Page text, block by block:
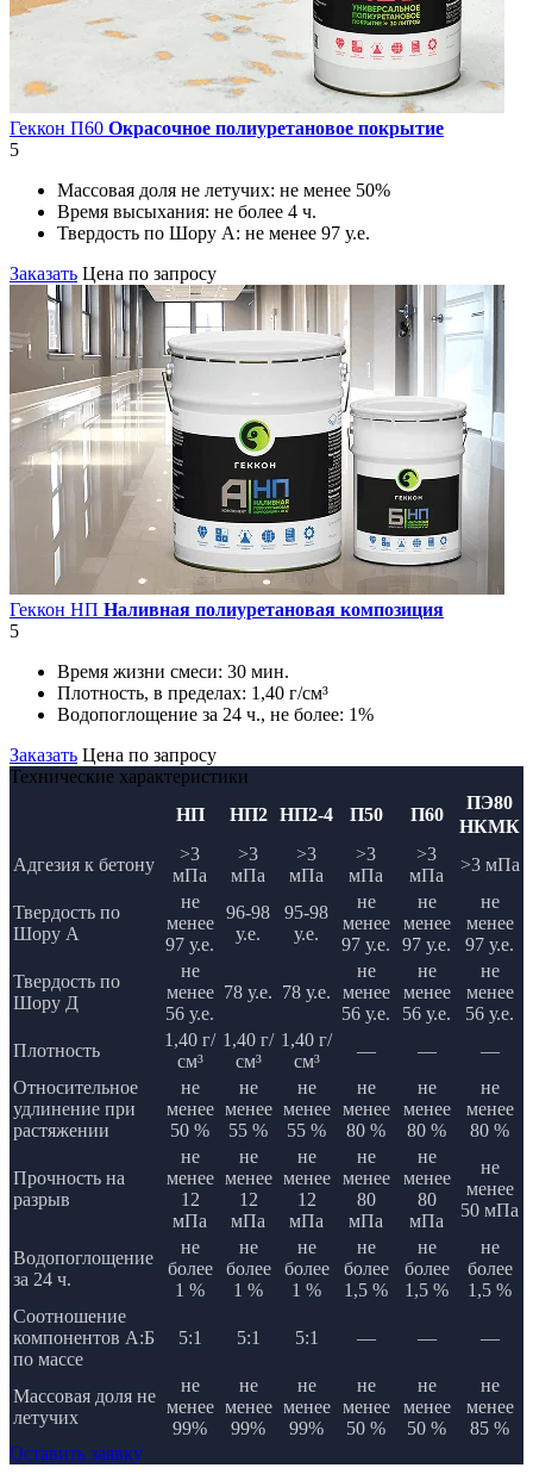
Геккон П60 Окрасочное полиуретановое покрытие
5
Массовая доля не летучих: не менее 50%
Время высыхания: не более 4 ч.
Твердость по Шору А: не менее 97 у.е.
Заказать Цена по запросу
Геккон НП Наливная полиуретановая композиция
5
Время жизни смеси: 30 мин.
Плотность, в пределах: 1,40 г/см³
Водопоглощение за 24 ч., не более: 1%
Заказать Цена по запросу
Технические характеристики
НП
НП2 НП2-4 П50 П60
ПЭ80
НКМК
Адгезия к бетону
>3
мПа
>3
мПа
>3
мПа
>3
мПа
>3
мПа
>3 мПа
Твердость по
Шору А
не
менее
97 у.е.
96-98
у.е.
95-98
у.е.
не
менее
97 у.е.
не
менее
97 у.е.
не
менее
97 у.е.
Твердость по
Шору Д
не
менее
56 у.е.
78 у.е. 78 у.е.
не
менее
56 у.е.
не
менее
56 у.е.
не
менее
56 у.е.
Плотность
1,40 г/
см³
1,40 г/
см³
1,40 г/
см³
— —
—
Относительное
удлинение при
растяжении
не
менее
50 %
не
менее
55 %
не
менее
55 %
не
менее
80 %
не
менее
80 %
не
менее
80 %
Прочность на
разрыв
не
менее
12
мПа
не
менее
12
мПа
не
менее
12
мПа
не
менее
80
мПа
не
менее
80
мПа
не
менее
50 мПа
Водопоглощение
за 24 ч.
не
более
1 %
не
более
1 %
не
более
1 %
не
более
1,5 %
не
более
1,5 %
не
более
1,5 %
Соотношение
компонентов А:Б
по массе
5:1 5:1 5:1 — — —
Массовая доля не
летучих
не
менее
99%
не
менее
99%
не
менее
99%
не
менее
50 %
не
менее
50 %
не
менее
85 %
Оставить заявку